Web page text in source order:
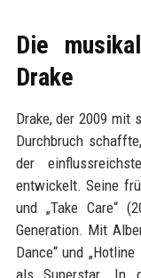
Die
Drake
Drake, der 2009 mit
Durchbruch
der
entwickelt. Seine
und „Take Care“
Generation. Mit
Dance“ und